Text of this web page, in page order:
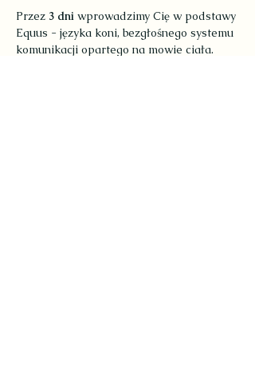
Przez 3 dni wprowadzimy Cię w podstawy
Equus - języka koni, bezgłośnego systemu
komunikacji opartego na mowie ciała.